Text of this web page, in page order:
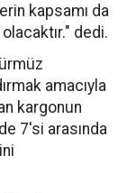
kapsamı da
dedi.
amacıyla
kargonun
7'si arasında